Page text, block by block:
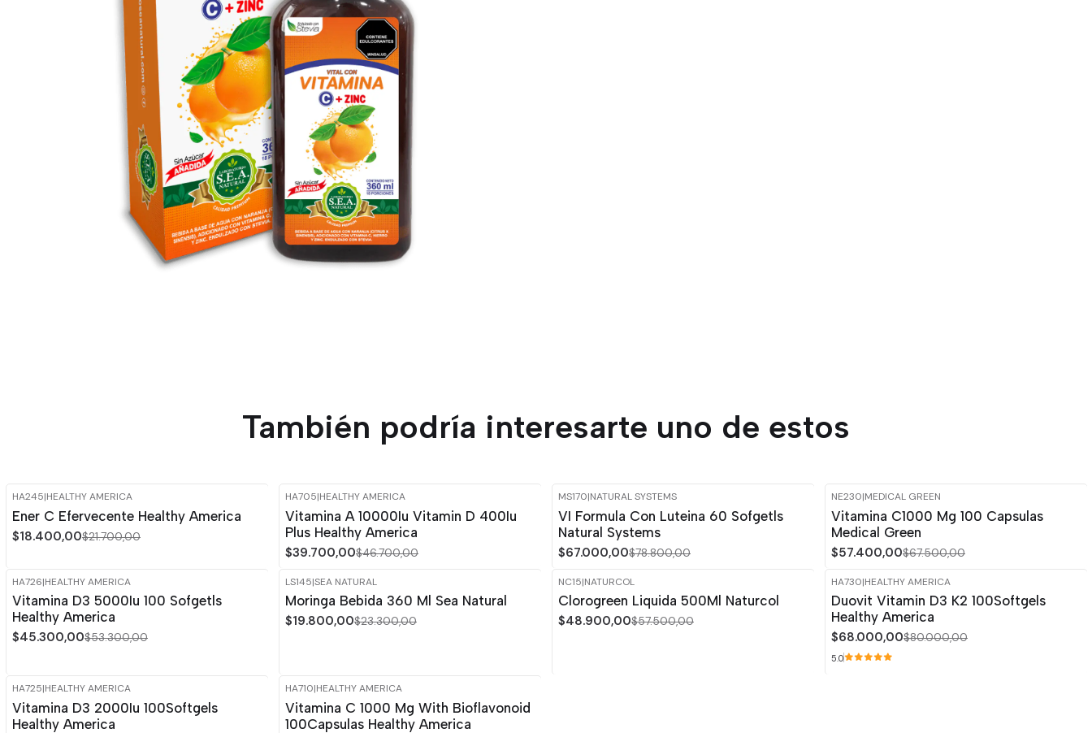
También podría interesarte uno de estos
OFF
HA245|HEALTHY AMERICA
Ener C Efervecente Healthy America
$18.400,00$21.700,00
OFF
HA705|HEALTHY AMERICA
Vitamina A 10000Iu Vitamin D 400Iu
Plus Healthy America
$39.700,00$46.700,00
-15%
MS170|NATURAL SYSTEMS
VI Formula Con Luteina 60 Sofgetls
Natural Systems
$67.000,00$78.800,00
OFF
NE230|MEDICAL GREEN
Vitamina C1000 Mg 100 Capsulas
Medical Green
$57.400,00$67.500,00
-15%OFF
HA726|HEALTHY AMERICA
Vitamina D3 5000Iu 100 Sofgetls
Healthy America
$45.300,00$53.300,00
-15%OFF
LS145|SEA NATURAL
Moringa Bebida 360 Ml Sea Natural
$19.800,00$23.300,00
-15%OFF
NC15|NATURCOL
Clorogreen Liquida 500Ml Naturcol
$48.900,00$57.500,00
-15% OFF
HA730|HEALTHY AMERICA
Duovit Vitamin D3 K2 100Softgels
Healthy America
$68.000,00$80.000,00
5.0
-15%
HA725|HEALTHY AMERICA
Vitamina D3 2000Iu 100Softgels
Healthy America
-15%
HA710|HEALTHY AMERICA
Vitamina C 1000 Mg With Bioflavonoid
100Capsulas Healthy America